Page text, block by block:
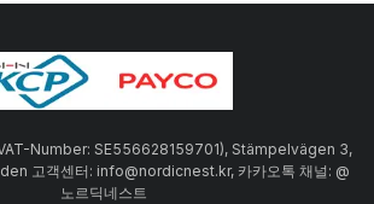
Number: SE556628159701), Stämpelvägen 3,
고객센터: info@nordicnest.kr, 카카오톡 채널: @
노르딕네스트